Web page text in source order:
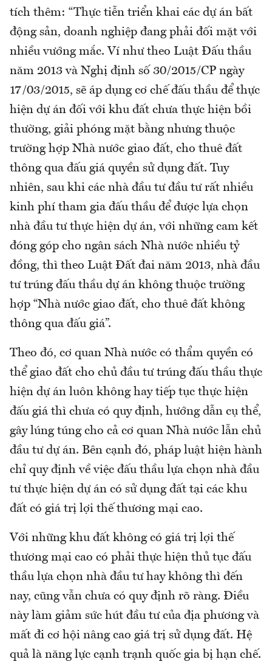
tích thêm: “Thực tiễn triển khai các dự án bất
động sản, doanh nghiệp đang phải đối mặt với
nhiều vướng mắc. Ví như theo Luật Đấu thầu
năm 2013 và Nghị định số 30/2015/CP ngày
17/03/2015, sẽ áp dụng cơ chế đấu thầu để thực
hiện dự án đối với khu đất chưa thực hiện bồi
thường, giải phóng mặt bằng nhưng thuộc
trường hợp Nhà nước giao đất, cho thuê đất
thông qua đấu giá quyền sử dụng đất. Tuy
nhiên, sau khi các nhà đầu tư đầu tư rất nhiều
kinh phí tham gia đấu thầu để được lựa chọn
nhà đầu tư thực hiện dự án, với những cam kết
đóng góp cho ngân sách Nhà nước nhiều tỷ
đồng, thì theo Luật Đất đai năm 2013, nhà đầu
tư trúng đấu thầu dự án không thuộc trường
hợp “Nhà nước giao đất, cho thuê đất không
thông qua đấu giá”.
Theo đó, cơ quan Nhà nước có thẩm quyền có
thể giao đất cho chủ đầu tư trúng đấu thầu thực
hiện dự án luôn không hay tiếp tục thực hiện
đấu giá thì chưa có quy định, hướng dẫn cụ thể,
gây lúng túng cho cả cơ quan Nhà nước lẫn chủ
đầu tư dự án. Bên cạnh đó, pháp luật hiện hành
chỉ quy định về việc đấu thầu lựa chọn nhà đầu
tư thực hiện dự án có sử dụng đất tại các khu
đất có giá trị lợi thế thương mại cao.
Với những khu đất không có giá trị lợi thế
thương mại cao có phải thực hiện thủ tục đấu
thầu lựa chọn nhà đầu tư hay không thì đến
nay, cũng vẫn chưa có quy định rõ ràng. Điều
này làm giảm sức hút đầu tư của địa phương và
mất đi cơ hội nâng cao giá trị sử dụng đất. Hệ
quả là năng lực cạnh trạnh quốc gia bị hạn chế.